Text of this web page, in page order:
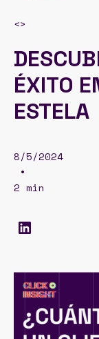
<>
ÉXITO
ESTELA
8/5/2024
•
2 min